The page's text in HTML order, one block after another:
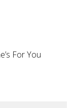
For You